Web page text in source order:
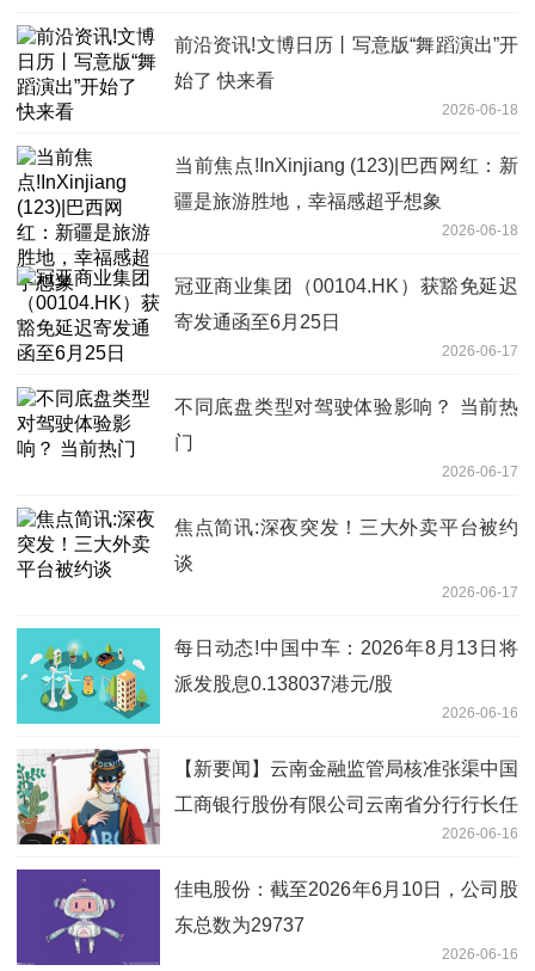
前沿资讯!文博日历丨写意版“舞蹈演出”开
始了 快来看
2026-06-18
当前焦点!InXinjiang (123)|巴西网红：新
疆是旅游胜地，幸福感超乎想象
2026-06-18
冠亚商业集团（00104.HK）获豁免延迟
寄发通函至6月25日
2026-06-17
不同底盘类型对驾驶体验影响？ 当前热
门
2026-06-17
焦点简讯:深夜突发！三大外卖平台被约
谈
2026-06-17
每日动态!中国中车：2026年8月13日将
派发股息0.138037港元/股
2026-06-16
【新要闻】云南金融监管局核准张渠中国
工商银行股份有限公司云南省分行行长任
2026-06-16
佳电股份：截至2026年6月10日，公司股
东总数为29737
2026-06-16